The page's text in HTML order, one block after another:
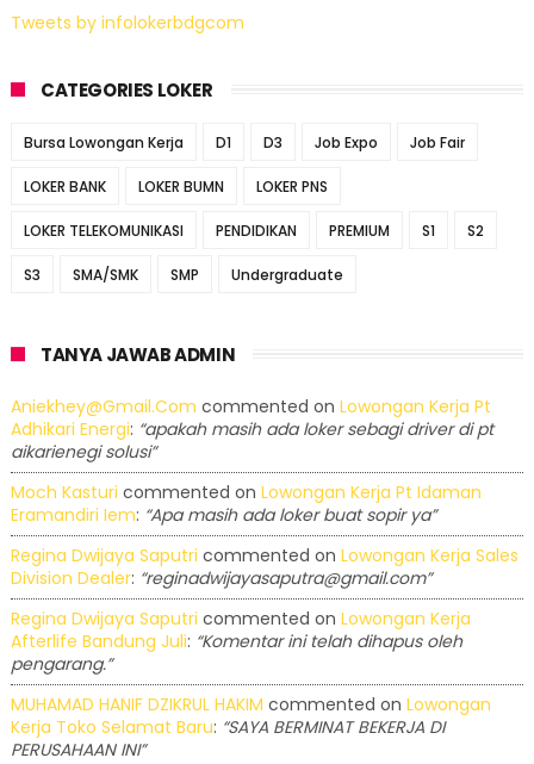
Tweets by infolokerbdgcom
CATEGORIES LOKER
Bursa Lowongan Kerja D1 D3 Job Expo Job Fair
LOKER BANK LOKER BUMN LOKER PNS
LOKER TELEKOMUNIKASI PENDIDIKAN PREMIUM S1 S2
S3 SMA/SMK SMP Undergraduate
TANYA JAWAB ADMIN
Aniekhey@gmail.com commented on Lowongan Kerja Pt
Adhikari Energi: “apakah masih ada loker sebagi driver di pt
aikarienegi solusi”
Moch Kasturi commented on Lowongan Kerja Pt Idaman
Eramandiri Iem: “Apa masih ada loker buat sopir ya”
Regina Dwijaya Saputri commented on Lowongan Kerja Sales
Division Dealer: “reginadwijayasaputra@gmail.com”
Regina Dwijaya Saputri commented on Lowongan Kerja
Afterlife Bandung Juli: “Komentar ini telah dihapus oleh
pengarang.”
MUHAMAD HANIF DZIKRUL HAKIM commented on Lowongan
Kerja Toko Selamat Baru: “SAYA BERMINAT BEKERJA DI
PERUSAHAAN INI”